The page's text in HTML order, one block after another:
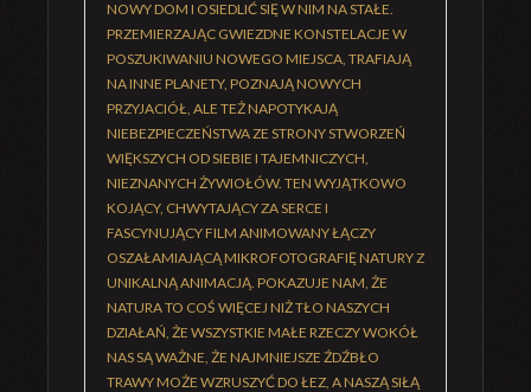
NOWY DOM I OSIEDLIĆ SIĘ W NIM NA STAŁE.
PRZEMIERZAJĄC GWIEZDNE KONSTELACJE W
POSZUKIWANIU NOWEGO MIEJSCA, TRAFIAJĄ
NA INNE PLANETY, POZNAJĄ NOWYCH
PRZYJACIÓŁ, ALE TEŻ NAPOTYKAJĄ
NIEBEZPIECZEŃSTWA ZE STRONY STWORZEŃ
WIĘKSZYCH OD SIEBIE I TAJEMNICZYCH,
NIEZNANYCH ŻYWIOŁÓW. TEN WYJĄTKOWO
KOJĄCY, CHWYTAJĄCY ZA SERCE I
FASCYNUJĄCY FILM ANIMOWANY ŁĄCZY
OSZAŁAMIAJĄCĄ MIKROFOTOGRAFIĘ NATURY Z
UNIKALNĄ ANIMACJĄ. POKAZUJE NAM, ŻE
NATURA TO COŚ WIĘCEJ NIŻ TŁO NASZYCH
DZIAŁAŃ, ŻE WSZYSTKIE MAŁE RZECZY WOKÓŁ
NAS SĄ WAŻNE, ŻE NAJMNIEJSZE ŹDŹBŁO
TRAWY MOŻE WZRUSZYĆ DO ŁEZ, A NASZĄ SIŁĄ